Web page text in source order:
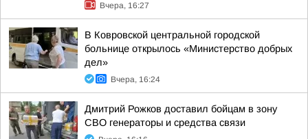
Вчера, 16:27
В Ковровской центральной городской
больнице открылось «Министерство добрых
дел»
Вчера, 16:24
Дмитрий Рожков доставил бойцам в зону
СВО генераторы и средства связи